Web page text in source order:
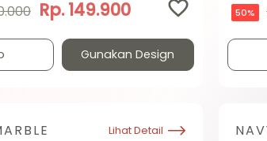
Rp. 149.900
Gunakan Design
50%
Lihat Detail